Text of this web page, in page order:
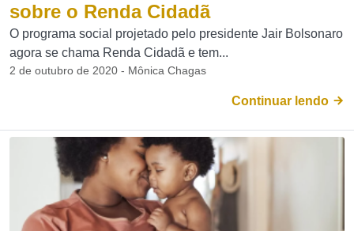
sobre o Renda Cidadã
O programa social projetado pelo presidente Jair Bolsonaro
agora se chama Renda Cidadã e tem...
2 de outubro de 2020 - Mônica Chagas
Continuar lendo